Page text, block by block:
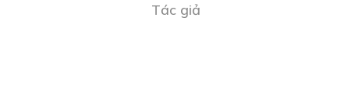
Tác giả